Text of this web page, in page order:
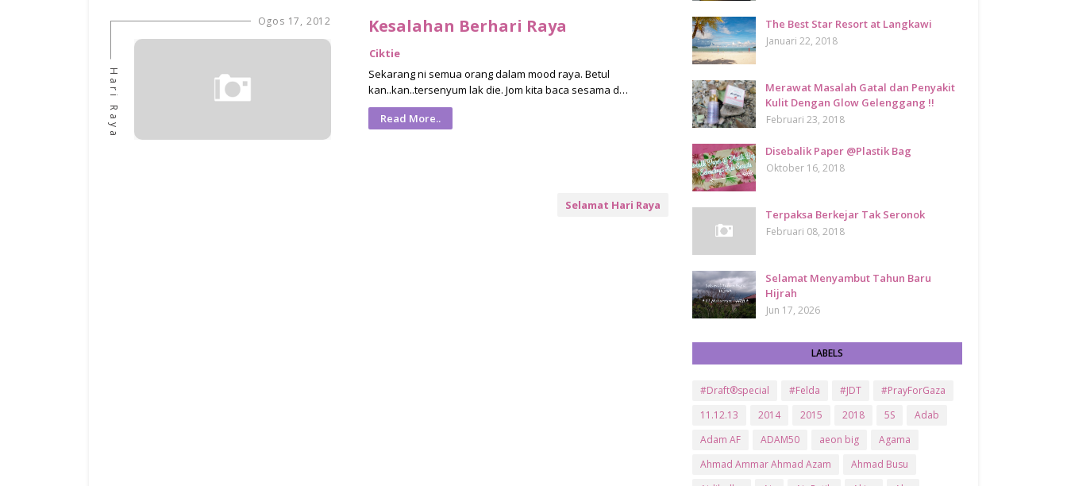
Ogos 17, 2012
Hari Raya
Kesalahan Berhari Raya
Ciktie
Sekarang ni semua orang dalam mood raya. Betul
kan..kan..tersenyum lak die. Jom kita baca sesama d…
Read More..
Selamat Hari Raya
The Best Star Resort at Langkawi
Januari 22, 2018
Merawat Masalah Gatal dan Penyakit
Kulit Dengan Glow Gelenggang !!
Februari 23, 2018
Disebalik Paper @Plastik Bag
Oktober 16, 2018
Terpaksa Berkejar Tak Seronok
Februari 08, 2018
Selamat Menyambut Tahun Baru
Hijrah
Jun 17, 2026
LABELS
#Draft®special #Felda #JDT
#PrayForGaza
11.12.13
2014 2015 2018 5S
Adab
Adam AF
ADAM50 aeon big
Agama
Ahmad Ammar Ahmad Azam
Ahmad Busu